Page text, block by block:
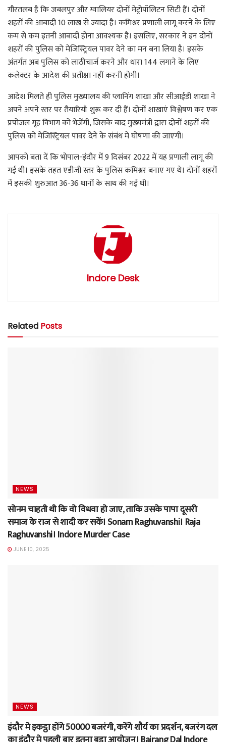
गौरतलब है कि जबलपुर और ग्वालियर दोनों मेट्रोपॉलिटन सिटी हैं। दोनों
शहरों की आबादी 10 लाख से ज्यादा है। कमिश्नर प्रणाली लागू करने के लिए
कम से कम इतनी आबादी होना आवश्यक है। इसलिए, सरकार ने इन दोनों
शहरों की पुलिस को मेजिस्ट्रियल पावर देने का मन बना लिया है। इसके
अंतर्गत अब पुलिस को लाठीचार्ज करने और धारा 144 लगाने के लिए
कलेक्टर के आदेश की प्रतीक्षा नहीं करनी होगी।
आदेश मिलते ही पुलिस मुख्यालय की प्लानिंग शाखा और सीआईडी शाखा ने
अपने अपने स्तर पर तैयारियाँ शुरू कर दी हैं। दोनों शाखाएं विश्लेषण कर एक
प्रपोजल गृह विभाग को भेजेंगी, जिसके बाद मुख्यमंत्री द्वारा दोनों शहरों की
पुलिस को मेजिस्ट्रियल पावर देने के संबंध मे घोषणा की जाएगी।
आपको बता दें कि भोपाल-इंदौर में 9 दिसंबर 2022 में यह प्रणाली लागू की
गई थी। इसके तहत एडीजी स्तर के पुलिस कमिश्नर बनाए गए थे। दोनों शहरों
में इसकी शुरुआत 36-36 थानों के साथ की गई थी।
Indore Desk
Related Posts
NEWS
सोनम चाहती थी कि वो विधवा हो जाए, ताकि उसके पापा दूसरी
समाज के राज से शादी कर सकें। Sonam Raghuvanshi। Raja
Raghuvanshi। Indore Murder Case
JUNE 10, 2025
NEWS
इंदौर मे इकट्ठा होंगे 50000 बजरंगी, करेंगे शौर्य का प्रदर्शन, बजरंग दल